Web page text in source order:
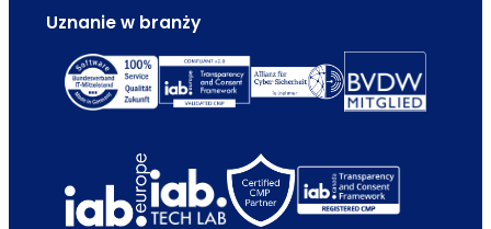
Uznanie w branży